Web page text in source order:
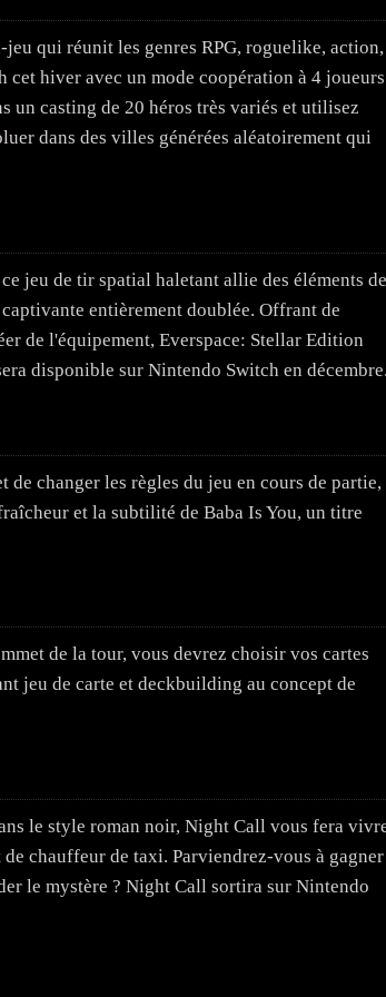
jeu qui réunit les genres RPG, roguelike, action,
hiver avec un mode coopération à 4 joueurs
un casting de 20 héros très variés et utilisez
dans des villes générées aléatoirement qui
jeu de tir spatial haletant allie des éléments de
entièrement doublée. Offrant de
de l'équipement, Everspace: Stellar Edition
disponible sur Nintendo Switch en
changer les règles du jeu en cours de partie,
et la subtilité de Baba Is You, un titre
de la tour, vous devrez choisir vos cartes
jeu de carte et deckbuilding au concept de
le style roman noir, Night Call vous fera
chauffeur de taxi. Parviendrez-vous à gagner
le mystère ? Night Call sortira sur Nintendo